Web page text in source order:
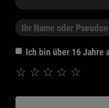
Ich bin über 16 Jahre
☆
☆
☆
☆
☆